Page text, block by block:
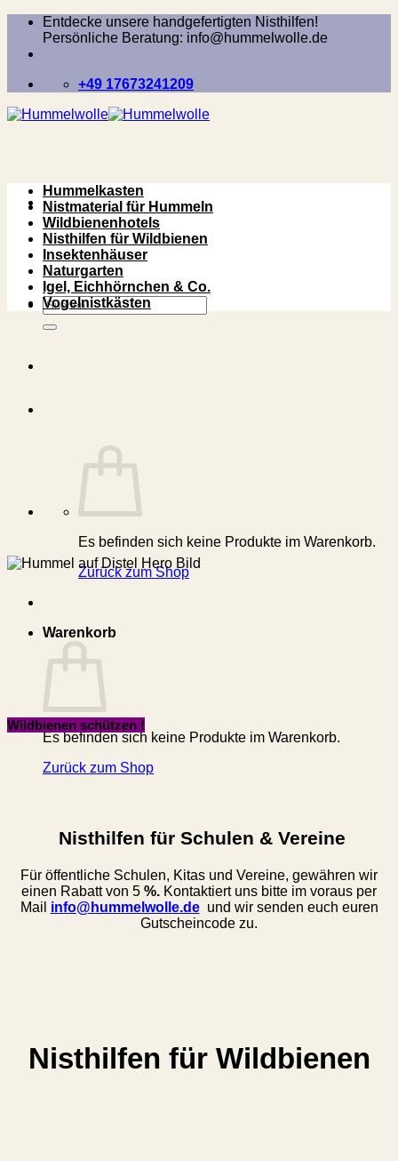
Zum
springen
Entdecke unsere handgefertigten Nisthilfen!
Persönliche Beratung: info@hummelwolle.de
+49 17673241209
Suchen
nach:
Es befinden sich keine Produkte im Warenkorb.
Zurück zum Shop
Warenkorb
Es befinden sich keine Produkte im Warenkorb.
Zurück zum Shop
Hummelkasten
Nistmaterial für Hummeln
Wildbienenhotels
Nisthilfen für Wildbienen
Insektenhäuser
Naturgarten
Igel, Eichhörnchen & Co.
Vogelnistkästen
Wildbienen schützen !
Nisthilfen für Schulen & Vereine
Für öffentliche Schulen, Kitas und Vereine, gewähren wir
einen Rabatt von 5 %. Kontaktiert uns bitte im voraus per
Mail info@hummelwolle.deund wir senden euch euren
Gutscheincode zu.
Nisthilfen für Wildbienen